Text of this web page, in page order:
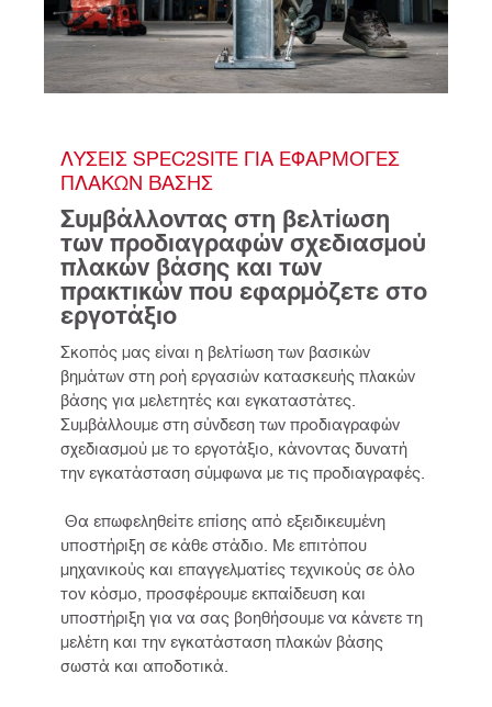
ΛΎΣΕΙΣ SPEC2SITE ΓΙΑ ΕΦΑΡΜΟΓΈΣ
ΠΛΑΚΏΝ ΒΆΣΗΣ
Συμβάλλοντας στη βελτίωση
των προδιαγραφών σχεδιασμού
πλακών βάσης και των
πρακτικών που εφαρμόζετε στο
εργοτάξιο
Σκοπός μας είναι η βελτίωση των βασικών
βημάτων στη ροή εργασιών κατασκευής πλακών
βάσης για μελετητές και εγκαταστάτες.
Συμβάλλουμε στη σύνδεση των προδιαγραφών
σχεδιασμού με το εργοτάξιο, κάνοντας δυνατή
την εγκατάσταση σύμφωνα με τις προδιαγραφές.
Θα επωφεληθείτε επίσης από εξειδικευμένη
υποστήριξη σε κάθε στάδιο. Με επιτόπου
μηχανικούς και επαγγελματίες τεχνικούς σε όλο
τον κόσμο, προσφέρουμε εκπαίδευση και
υποστήριξη για να σας βοηθήσουμε να κάνετε τη
μελέτη και την εγκατάσταση πλακών βάσης
σωστά και αποδοτικά.